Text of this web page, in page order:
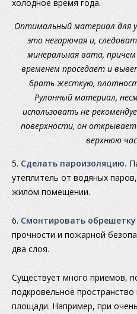
холодное время года.
Оптимальный материал для
это негорючая и,
минеральная вата,
временем проседает и
брать жесткую,
Рулонный материал,
использовать не
поверхности, он
верхнюю
5. Сделать пароизоляцию.
утеплитель от водяных
жилом помещении.
6. Смонтировать обрешетку
прочности и пожарной
два слоя.
Существует много приемов,
подкровельное
площади. Например, при